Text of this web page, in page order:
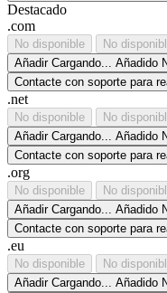
Destacado
.com
No disponible No
Añadir Cargando... Añadido
Contacte con soporte para
.net
No disponible No
Añadir Cargando... Añadido
Contacte con soporte para
.org
No disponible No
Añadir Cargando... Añadido
Contacte con soporte para
.eu
No disponible No
Añadir Cargando... Añadido